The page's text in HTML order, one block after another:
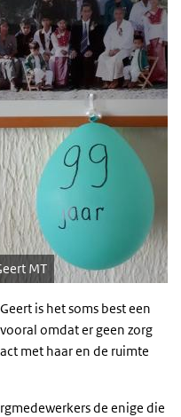
MT
is het soms best een
omdat er geen zorg
met haar en de ruimte
de enige die